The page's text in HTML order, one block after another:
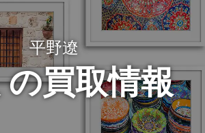
平野遼
買取情報